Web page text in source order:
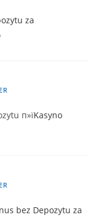
za
п»їKasyno
bez Depozytu za